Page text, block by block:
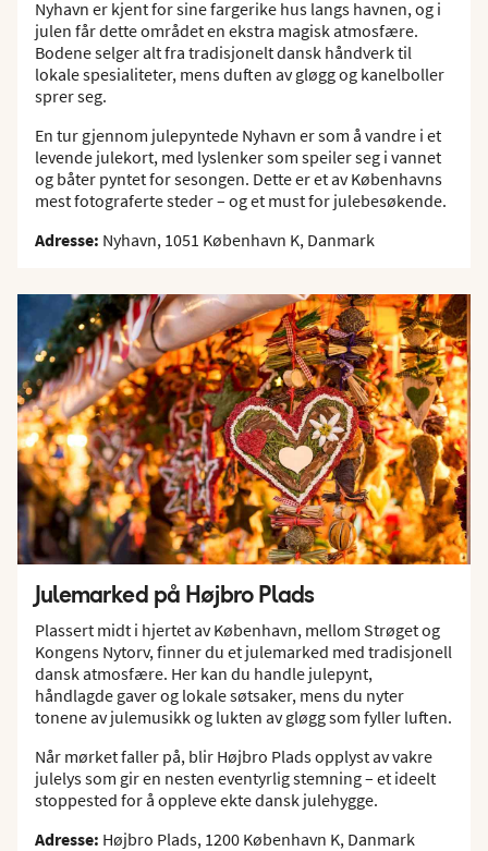
Nyhavn er kjent for sine fargerike hus langs havnen, og i
julen får dette området en ekstra magisk atmosfære.
Bodene selger alt fra tradisjonelt dansk håndverk til
lokale spesialiteter, mens duften av gløgg og kanelboller
sprer seg.
En tur gjennom julepyntede Nyhavn er som å vandre i et
levende julekort, med lyslenker som speiler seg i vannet
og båter pyntet for sesongen. Dette er et av Københavns
mest fotograferte steder – og et must for julebesøkende.
Adresse: Nyhavn, 1051 København K, Danmark
Julemarked på Højbro Plads
Plassert midt i hjertet av København, mellom Strøget og
Kongens Nytorv, finner du et julemarked med tradisjonell
dansk atmosfære. Her kan du handle julepynt,
håndlagde gaver og lokale søtsaker, mens du nyter
tonene av julemusikk og lukten av gløgg som fyller luften.
Når mørket faller på, blir Højbro Plads opplyst av vakre
julelys som gir en nesten eventyrlig stemning – et ideelt
stoppested for å oppleve ekte dansk julehygge.
Adresse: Højbro Plads, 1200 København K, Danmark